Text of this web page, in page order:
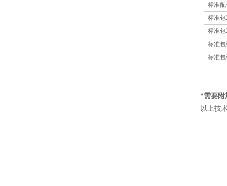
标准
标准
标准
标准
标准
*需要附
以上技